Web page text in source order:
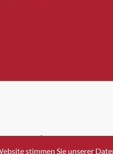
+41 43 336 40 20
stimmen Sie unserer